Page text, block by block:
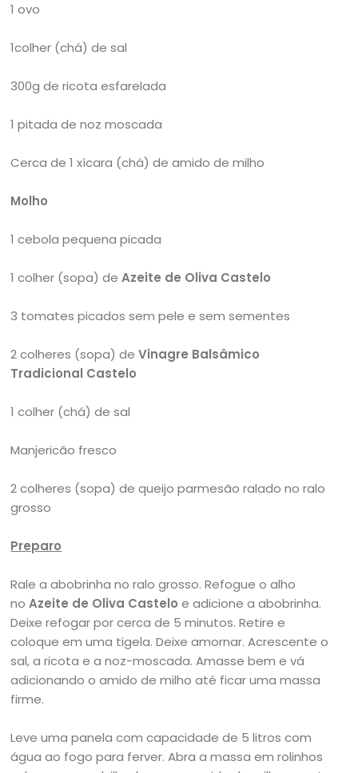
1 ovo
1colher (chá) de sal
300g de ricota esfarelada
1 pitada de noz moscada
Cerca de 1 xícara (chá) de amido de milho
Molho
1 cebola pequena picada
1 colher (sopa) deAzeite de Oliva Castelo
3 tomates picados sem pele e sem sementes
2 colheres (sopa) deVinagre Balsâmico
Tradicional Castelo
1 colher (chá) de sal
Manjericão fresco
2 colheres (sopa) de queijo parmesão ralado no ralo
grosso
Preparo
Rale a abobrinha no ralo grosso. Refogue o alho
noAzeite de Oliva Castelo e adicione a abobrinha.
Deixe refogar por cerca de 5 minutos. Retire e
coloque em uma tigela. Deixe amornar. Acrescente o
sal, a ricota e a noz-moscada. Amasse bem e vá
adicionando o amido de milho até ficar uma massa
firme.
Leve uma panela com capacidade de 5 litros com
água ao fogo para ferver. Abra a massa em rolinhos